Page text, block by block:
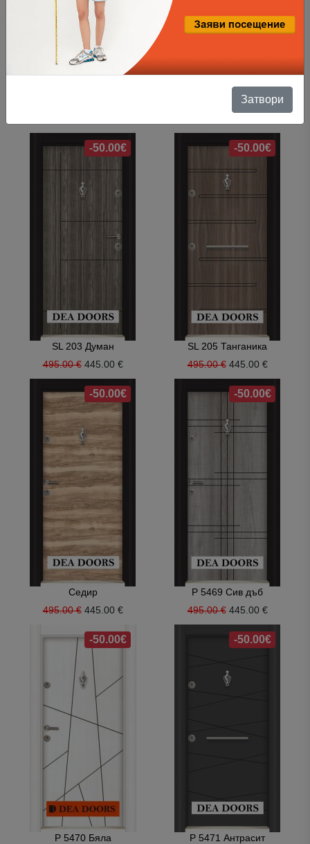
SL 102 Бяла перла
-50.00€
SL 203 Думан
495.00 € 445.00 €
-50.00€
SL 205 Танганика
495.00 € 445.00 €
-50.00€
Седир
495.00 € 445.00 €
-50.00€
P 5469 Сив дъб
495.00 € 445.00 €
-50.00€
P 5470 Бяла
-50.00€
P 5471 Антрасит
Затвори